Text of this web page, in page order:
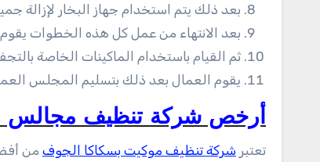
بعد ذلك يتم استخدام جهاز البخار لإزالة
بعد الانتهاء من عمل كل هذه الخطوات
ثم القيام باستخدام الماكينات الخاصة
يقوم العمال بعد ذلك بتسليم المجلس
أرخص شركة تنظيف مجالس
تعتبر شركة تنظيف موكيت بسكاكا الجوف من